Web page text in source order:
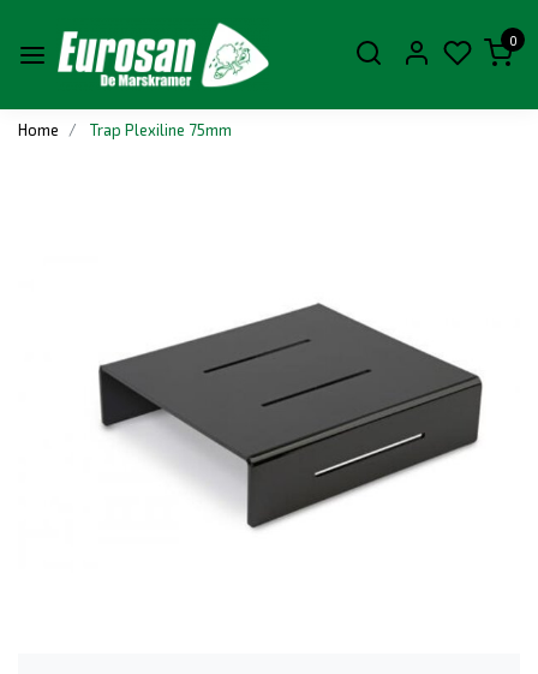
0
Home Trap Plexiline 75mm